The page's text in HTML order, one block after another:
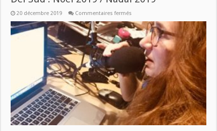
20 décembre 2019 Commentaires fermés
Sud
:
Noël
2019
Nadal